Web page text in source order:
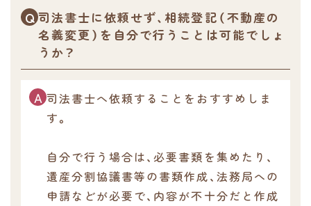
司法書士に依頼せず、相続登記（不動産の
名義変更）を自分で行うことは可能でしょ
うか？
司法書士へ依頼することをおすすめしま
す。
自分で行う場合は、必要書類を集めたり、
遺産分割協議書等の書類作成、法務局への
申請などが必要で、内容が不十分だと作成